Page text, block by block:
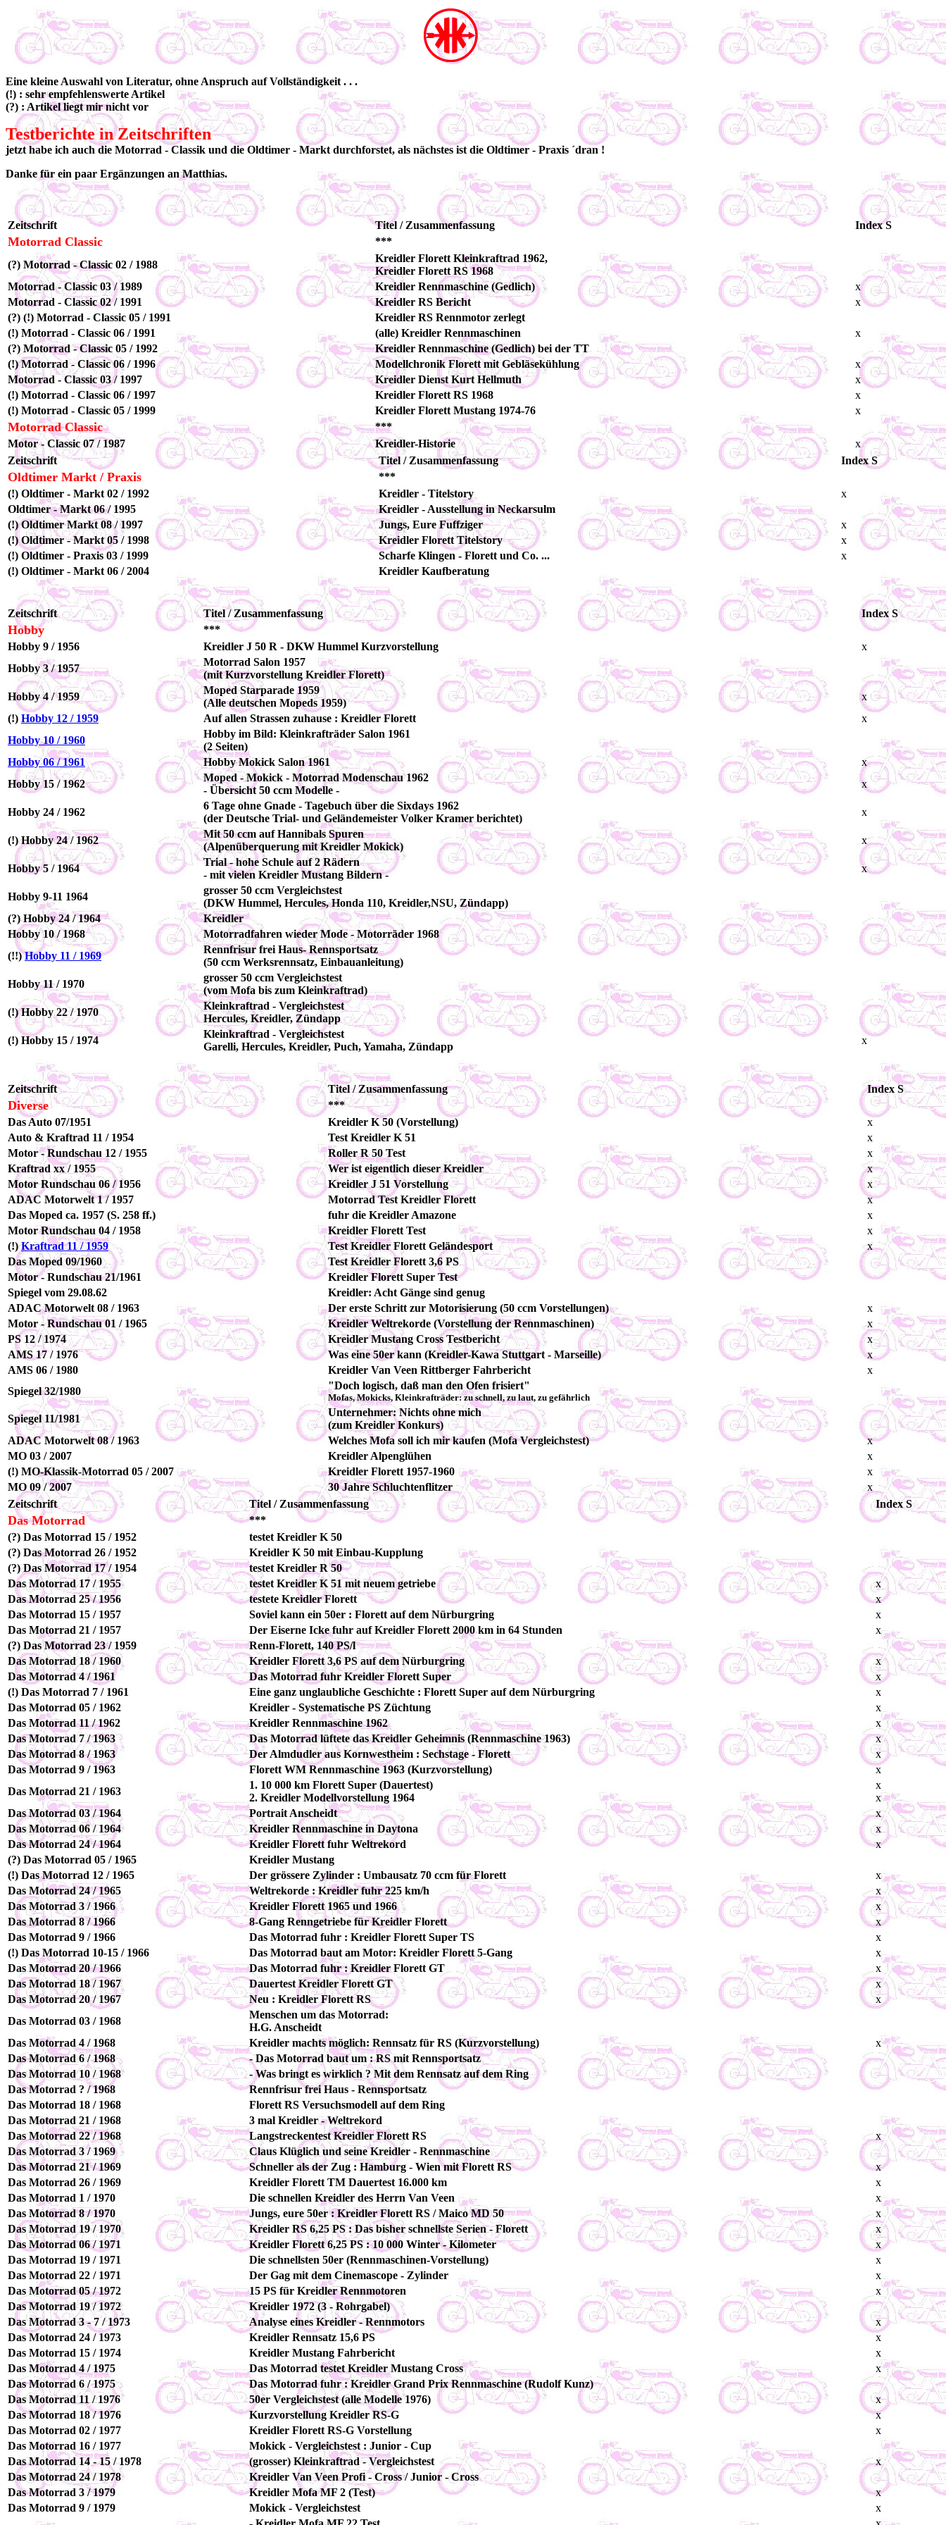
Eine kleine Auswahl von Literatur, ohne Anspruch auf Vollständigkeit . . .
(!) : sehr empfehlenswerte Artikel
(?) : Artikel liegt mir nicht vor
Testberichte in Zeitschriften
jetzt habe ich auch die Motorrad - Classik und die Oldtimer - Markt durchforstet, als nächstes ist die Oldtimer - Praxis ´dran !
Danke für ein paar Ergänzungen an Matthias.
Zeitschrift Titel / Zusammenfassung Index S
Motorrad Classic
***
(?) Motorrad - Classic 02 / 1988
Kreidler Florett Kleinkraftrad 1962,
Kreidler Florett RS 1968
Motorrad - Classic 03 / 1989
Kreidler Rennmaschine (Gedlich)
x
Motorrad - Classic 02 / 1991
Kreidler RS Bericht
x
(?) (!) Motorrad - Classic 05 / 1991
Kreidler RS Rennmotor zerlegt
(!) Motorrad - Classic 06 / 1991
(alle) Kreidler Rennmaschinen
x
(?) Motorrad - Classic 05 / 1992
Kreidler Rennmaschine (Gedlich) bei der TT
(!) Motorrad - Classic 06 / 1996
Modellchronik Florett mit Gebläsekühlung
x
Motorrad - Classic 03 / 1997
Kreidler Dienst Kurt Hellmuth
x
(!) Motorrad - Classic 06 / 1997
Kreidler Florett RS 1968
x
(!) Motorrad - Classic 05 / 1999
Kreidler Florett Mustang 1974-76 x
Motorrad Classic
***
Motor - Classic 07 / 1987
Kreidler-Historie
x
Zeitschrift
Titel / Zusammenfassung Index S
Oldtimer Markt / Praxis
***
(!) Oldtimer - Markt 02 / 1992
Kreidler - Titelstory
x
Oldtimer - Markt 06 / 1995
Kreidler - Ausstellung in Neckarsulm
(!) Oldtimer Markt 08 / 1997
Jungs, Eure Fuffziger
x
(!) Oldtimer - Markt 05 / 1998
Kreidler Florett Titelstory
x
(!) Oldtimer - Praxis 03 / 1999
Scharfe Klingen - Florett und Co. ...
x
(!) Oldtimer - Markt 06 / 2004
Kreidler Kaufberatung
Zeitschrift Titel / Zusammenfassung Index S
Hobby
***
Hobby 9 / 1956
Kreidler J 50 R - DKW Hummel Kurzvorstellung
x
Hobby 3 / 1957
Motorrad Salon 1957
(mit Kurzvorstellung Kreidler Florett)
Hobby 4 / 1959
Moped Starparade 1959
(Alle deutschen Mopeds 1959)
x
(!) Hobby 12 / 1959 Auf allen Strassen zuhause : Kreidler Florett
x
Hobby 10 / 1960
Hobby im Bild: Kleinkrafträder Salon 1961
(2 Seiten)
Hobby 06 / 1961
Hobby Mokick Salon 1961
x
Hobby 15 / 1962
Moped - Mokick - Motorrad Modenschau 1962
- Übersicht 50 ccm Modelle -
x
Hobby 24 / 1962
6 Tage ohne Gnade - Tagebuch über die Sixdays 1962
(der Deutsche Trial- und Geländemeister Volker Kramer berichtet)
x
(!) Hobby 24 / 1962
Mit 50 ccm auf Hannibals Spuren
(Alpenüberquerung mit Kreidler Mokick)
x
Hobby 5 / 1964
Trial - hohe Schule auf 2 Rädern
- mit vielen Kreidler Mustang Bildern -
x
Hobby 9-11 1964
grosser 50 ccm Vergleichstest
(DKW Hummel, Hercules, Honda 110, Kreidler,NSU, Zündapp)
(?) Hobby 24 / 1964
Kreidler
Hobby 10 / 1968
Motorradfahren wieder Mode - Motorräder 1968
(!!)Hobby 11 / 1969
Rennfrisur frei Haus- Rennsportsatz
(50 ccm Werksrennsatz, Einbauanleitung)
Hobby 11 / 1970
grosser 50 ccm Vergleichstest
(vom Mofa bis zum Kleinkraftrad)
(!) Hobby 22 / 1970
Kleinkraftrad - Vergleichstest
Hercules, Kreidler, Zündapp
(!) Hobby 15 / 1974
Kleinkraftrad - Vergleichstest
Garelli, Hercules, Kreidler, Puch, Yamaha, Zündapp
x
Zeitschrift Titel / Zusammenfassung Index S
Diverse
***
Das Auto 07/1951
Kreidler K 50 (Vorstellung)
x
Auto & Kraftrad 11 / 1954
Test Kreidler K 51
x
Motor - Rundschau 12 / 1955
Roller R 50 Test
x
Kraftrad xx / 1955
Wer ist eigentlich dieser Kreidler
x
Motor Rundschau 06 / 1956
Kreidler J 51 Vorstellung
x
ADAC Motorwelt 1 / 1957
Motorrad Test Kreidler Florett
x
Das Moped ca. 1957 (S. 258 ff.)
fuhr die Kreidler Amazone
x
Motor Rundschau 04 / 1958
Kreidler Florett Test
x
(!)Kraftrad 11 / 1959 Test Kreidler Florett Geländesport
x
Das Moped 09/1960
Test Kreidler Florett 3,6 PS
Motor - Rundschau 21/1961
Kreidler Florett Super Test
Spiegel vom 29.08.62
Kreidler: Acht Gänge sind genug
ADAC Motorwelt 08 / 1963
Der erste Schritt zur Motorisierung (50 ccm Vorstellungen)
x
Motor - Rundschau 01 / 1965
Kreidler Weltrekorde (Vorstellung der Rennmaschinen)
x
PS 12 / 1974
Kreidler Mustang Cross Testbericht
x
AMS 17 / 1976
Was eine 50er kann (Kreidler-Kawa Stuttgart - Marseille)
x
AMS 06 / 1980
Kreidler Van Veen Rittberger Fahrbericht
x
Spiegel 32/1980
"Doch logisch, daß man den Ofen frisiert"
Mofas, Mokicks, Kleinkrafträder: zu schnell, zu laut, zu gefährlich
Spiegel 11/1981
Unternehmer: Nichts ohne mich
(zum Kreidler Konkurs)
ADAC Motorwelt 08 / 1963
Welches Mofa soll ich mir kaufen (Mofa Vergleichstest)
x
MO 03 / 2007
Kreidler Alpenglühen
x
(!) MO-Klassik-Motorrad 05 / 2007
Kreidler Florett 1957-1960
x
MO 09 / 2007
30 Jahre Schluchtenflitzer
x
Zeitschrift
Titel / Zusammenfassung Index S
Das Motorrad
***
(?) Das Motorrad 15 / 1952
testet Kreidler K 50
(?) Das Motorrad 26 / 1952
Kreidler K 50 mit Einbau-Kupplung
(?) Das Motorrad 17 / 1954
testet Kreidler R 50
Das Motorrad 17 / 1955
testet Kreidler K 51 mit neuem getriebe
x
Das Motorrad 25 / 1956
testete Kreidler Florett
x
Das Motorrad 15 / 1957
Soviel kann ein 50er : Florett auf dem Nürburgring
x
Das Motorrad 21 / 1957
Der Eiserne Icke fuhr auf Kreidler Florett 2000 km in 64 Stunden
x
(?) Das Motorrad 23 / 1959
Renn-Florett, 140 PS/l
Das Motorrad 18 / 1960
Kreidler Florett 3,6 PS auf dem Nürburgring
x
Das Motorrad 4 / 1961
Das Motorrad fuhr Kreidler Florett Super
x
(!) Das Motorrad 7 / 1961
Eine ganz unglaubliche Geschichte : Florett Super auf dem Nürburgring
x
Das Motorrad 05 / 1962
Kreidler - Systematische PS Züchtung
x
Das Motorrad 11 / 1962
Kreidler Rennmaschine 1962
x
Das Motorrad 7 / 1963
Das Motorrad lüftete das Kreidler Geheimnis (Rennmaschine 1963)
x
Das Motorrad 8 / 1963
Der Almdudler aus Kornwestheim : Sechstage - Florett
x
Das Motorrad 9 / 1963
Florett WM Rennmaschine 1963 (Kurzvorstellung)
x
Das Motorrad 21 / 1963
1. 10 000 km Florett Super (Dauertest)
2. Kreidler Modellvorstellung 1964
x
x
Das Motorrad 03 / 1964
Portrait Anscheidt
x
Das Motorrad 06 / 1964
Kreidler Rennmaschine in Daytona
x
Das Motorrad 24 / 1964
Kreidler Florett fuhr Weltrekord
x
(?) Das Motorrad 05 / 1965
Kreidler Mustang
(!) Das Motorrad 12 / 1965
Der grössere Zylinder : Umbausatz 70 ccm für Florett
x
Das Motorrad 24 / 1965
Weltrekorde : Kreidler fuhr 225 km/h
x
Das Motorrad 3 / 1966
Kreidler Florett 1965 und 1966
x
Das Motorrad 8 / 1966
8-Gang Renngetriebe für Kreidler Florett
x
Das Motorrad 9 / 1966
Das Motorrad fuhr : Kreidler Florett Super TS
x
(!) Das Motorrad 10-15 / 1966
Das Motorrad baut am Motor: Kreidler Florett 5-Gang
x
Das Motorrad 20 / 1966
Das Motorrad fuhr : Kreidler Florett GT
x
Das Motorrad 18 / 1967
Dauertest Kreidler Florett GT
x
Das Motorrad 20 / 1967
Neu : Kreidler Florett RS
x
Das Motorrad 03 / 1968
Menschen um das Motorrad:
H.G. Anscheidt
Das Motorrad 4 / 1968
Kreidler machts möglich: Rennsatz für RS (Kurzvorstellung)
x
Das Motorrad 6 / 1968
- Das Motorrad baut um : RS mit Rennsportsatz
Das Motorrad 10 / 1968
- Was bringt es wirklich ? Mit dem Rennsatz auf dem Ring
Das Motorrad ? / 1968
Rennfrisur frei Haus - Rennsportsatz
Das Motorrad 18 / 1968
Florett RS Versuchsmodell auf dem Ring
Das Motorrad 21 / 1968
3 mal Kreidler - Weltrekord
Das Motorrad 22 / 1968
Langstreckentest Kreidler Florett RS
x
Das Motorrad 3 / 1969
Claus Klüglich und seine Kreidler - Rennmaschine
Das Motorrad 21 / 1969
Schneller als der Zug : Hamburg - Wien mit Florett RS
x
Das Motorrad 26 / 1969
Kreidler Florett TM Dauertest 16.000 km
x
Das Motorrad 1 / 1970
Die schnellen Kreidler des Herrn Van Veen
x
Das Motorrad 8 / 1970
Jungs, eure 50er : Kreidler Florett RS / Maico MD 50
x
Das Motorrad 19 / 1970
Kreidler RS 6,25 PS : Das bisher schnellste Serien - Florett
x
Das Motorrad 06 / 1971
Kreidler Florett 6,25 PS : 10 000 Winter - Kilometer
x
Das Motorrad 19 / 1971
Die schnellsten 50er (Rennmaschinen-Vorstellung)
x
Das Motorrad 22 / 1971
Der Gag mit dem Cinemascope - Zylinder
x
Das Motorrad 05 / 1972
15 PS für Kreidler Rennmotoren
x
Das Motorrad 19 / 1972
Kreidler 1972 (3 - Rohrgabel)
Das Motorrad 3 - 7 / 1973
Analyse eines Kreidler - Rennmotors
x
Das Motorrad 24 / 1973
Kreidler Rennsatz 15,6 PS
x
Das Motorrad 15 / 1974
Kreidler Mustang Fahrbericht
x
Das Motorrad 4 / 1975
Das Motorrad testet Kreidler Mustang Cross
x
Das Motorrad 6 / 1975
Das Motorrad fuhr : Kreidler Grand Prix Rennmaschine (Rudolf Kunz)
Das Motorrad 11 / 1976
50er Vergleichstest (alle Modelle 1976)
x
Das Motorrad 18 / 1976
Kurzvorstellung Kreidler RS-G
x
Das Motorrad 02 / 1977
Kreidler Florett RS-G Vorstellung
x
Das Motorrad 16 / 1977
Mokick - Vergleichstest : Junior - Cup
Das Motorrad 14 - 15 / 1978
(grosser) Kleinkraftrad - Vergleichstest
x
Das Motorrad 24 / 1978
Kreidler Van Veen Profi - Cross / Junior - Cross
Das Motorrad 3 / 1979
Kreidler Mofa MF 2 (Test)
x
Das Motorrad 9 / 1979
Mokick - Vergleichstest
x